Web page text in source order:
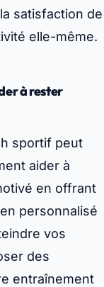
satisfaction de
elle-même.
à rester
sportif peut
aider à
en offrant
personnalisé
vos
des
entraînement